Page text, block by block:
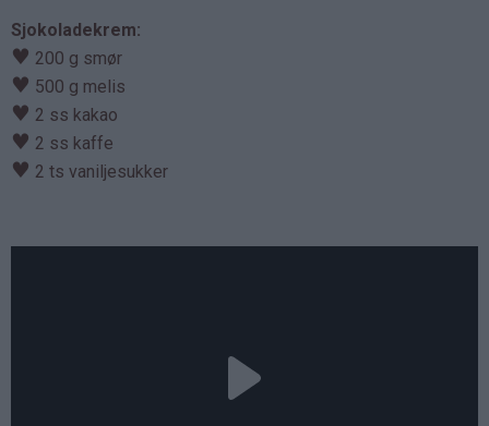
Sjokoladekrem:
♥ 200 g smør
♥ 500 g melis
♥ 2 ss kakao
♥ 2 ss kaffe
♥ 2 ts vaniljesukker